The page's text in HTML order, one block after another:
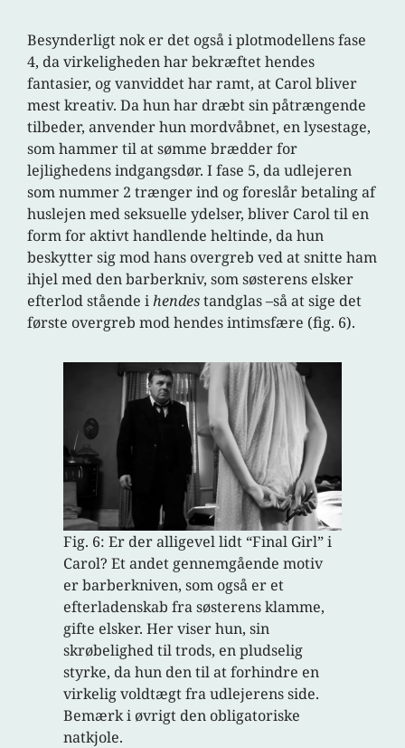
Besynderligt nok er det også i plotmodellens fase
4, da virkeligheden har bekræftet hendes
fantasier, og vanviddet har ramt, at Carol bliver
mest kreativ. Da hun har dræbt sin påtrængende
tilbeder, anvender hun mordvåbnet, en lysestage,
som hammer til at sømme brædder for
lejlighedens indgangsdør. I fase 5, da udlejeren
som nummer 2 trænger ind og foreslår betaling af
huslejen med seksuelle ydelser, bliver Carol til en
form for aktivt handlende heltinde, da hun
beskytter sig mod hans overgreb ved at snitte ham
ihjel med den barberkniv, som søsterens elsker
efterlod stående ihendestandglas –så at sige det
første overgreb mod hendes intimsfære (fig. 6).
Fig. 6: Er der alligevel lidt “Final Girl” i
Carol? Et andet gennemgående motiv
er barberkniven, som også er et
efterladenskab fra søsterens klamme,
gifte elsker. Her viser hun, sin
skrøbelighed til trods, en pludselig
styrke, da hun den til at forhindre en
virkelig voldtægt fra udlejerens side.
Bemærk i øvrigt den obligatoriske
natkjole.